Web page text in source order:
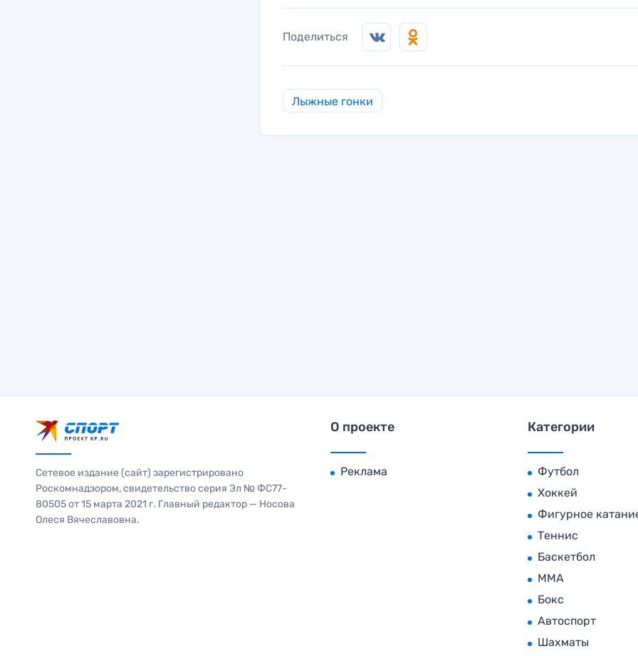
Поделиться
Лыжные гонки
Сетевое издание (сайт) зарегистрировано
Роскомнадзором, свидетельство серия Эл № ФС77-
80505 от 15 марта 2021 г. Главный редактор — Носова
Олеся Вячеславовна.
О проекте
Реклама
Категории
Футбол
Хоккей
Фигурное
Теннис
Баскетбол
MMA
Бокс
Автоспорт
Шахматы